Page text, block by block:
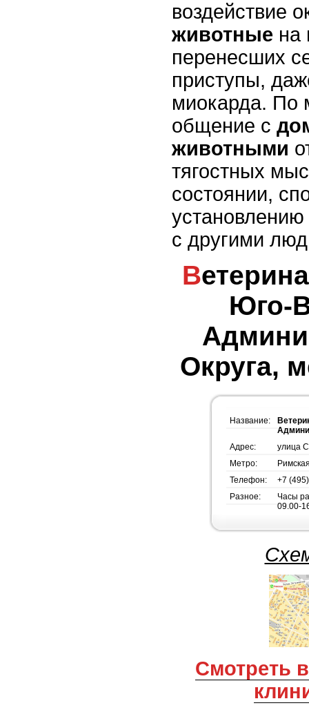
воздействие
животные на
перенесших
приступы,
миокарда. По
общение с
животными
тягостных
состоянии,
установлению
с другими
Ветеринарная Станция
Юго-
Округа,
Название:
Адрес:
улица
Метро:
Телефон:
+7
Разное:
Часы
09.00-
Смотреть все ветеринарные